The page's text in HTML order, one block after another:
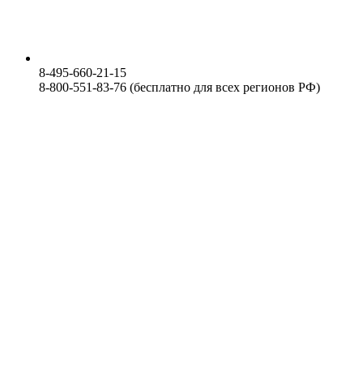
8-495-660-21-15
8-800-551-83-76 (бесплатно для всех регионов РФ)